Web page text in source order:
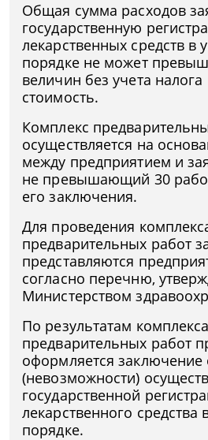
Общая сумма расходов
государственную
лекарственных средств
порядке не может
величин без учета
стоимость.
Комплекс
осуществляется на
между предприятием и
не превышающий 30
его заключения.
Для проведения
предварительных работ
представляются
согласно перечню,
Министерством
По результатам комплекса
предварительных работ
оформляется
(невозможности)
государственной
лекарственного
порядке.